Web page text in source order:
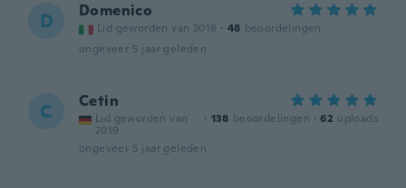
D Domenico
Lid geworden van 2018 · 48 beoordelingen
ongeveer 5 jaar geleden
C Cetin
Lid geworden van
2019
· 138 beoordelingen · 62 uploads
ongeveer 5 jaar geleden